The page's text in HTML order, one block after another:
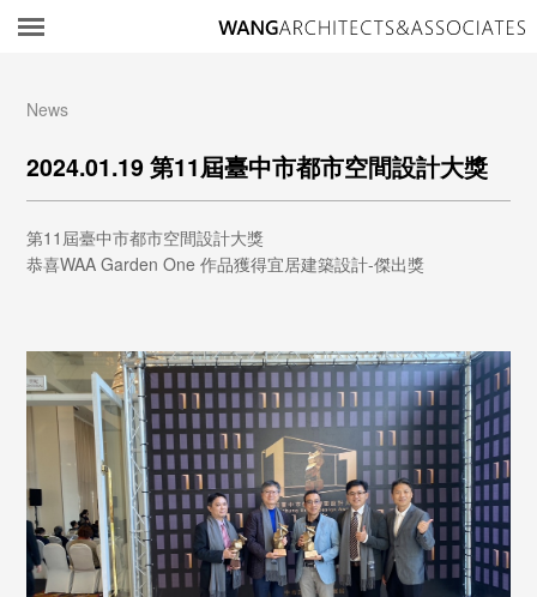
News
2024.01.19 第11屆臺中市都市空間設計大獎
第11屆臺中市都市空間設計大獎
恭喜WAA Garden One 作品獲得宜居建築設計-傑出獎